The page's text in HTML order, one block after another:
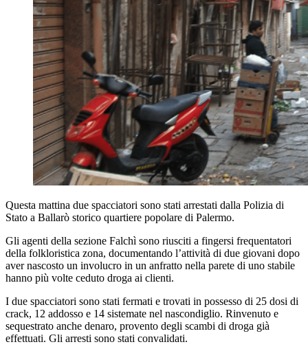
Questa mattina due spacciatori sono stati arrestati dalla Polizia di
Stato a Ballarò storico quartiere popolare di Palermo.
Gli agenti della sezione Falchì sono riusciti a fingersi frequentatori
della folkloristica zona, documentando l’attività di due giovani dopo
aver nascosto un involucro in un anfratto nella parete di uno stabile
hanno più volte ceduto droga ai clienti.
I due spacciatori sono stati fermati e trovati in possesso di 25 dosi di
crack, 12 addosso e 14 sistemate nel nascondiglio. Rinvenuto e
sequestrato anche denaro, provento degli scambi di droga già
effettuati. Gli arresti sono stati convalidati.